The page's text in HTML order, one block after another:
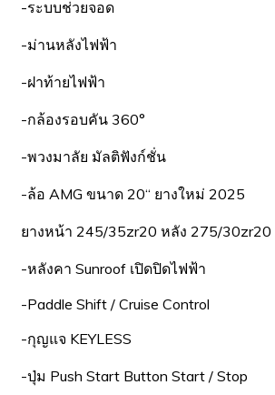
-ระบบช่วยจอด
-ม่านหลังไฟฟ้า
-ฝาท้ายไฟฟ้า
-กล้องรอบคัน 360°
-พวงมาลัย มัลติฟังก์ชั่น
-ล้อ AMG ขนาด 20“ ยางใหม่ 2025
ยางหน้า 245/35zr20 หลัง 275/30zr20
-หลังคา Sunroof เปิดปิดไฟฟ้า
-Paddle Shift / Cruise Control
-กุญแจ KEYLESS
-ปุ่ม Push Start Button Start / Stop